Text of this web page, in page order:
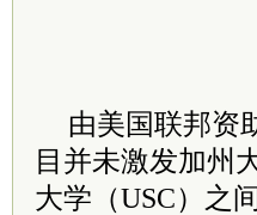
由美国联邦资
目并未激发加州
大学（USC）之